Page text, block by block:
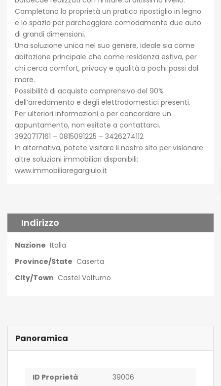
Completano la proprietà un pratico ripostiglio in legno
e lo spazio per parcheggiare comodamente due auto
di grandi dimensioni.
Una soluzione unica nel suo genere, ideale sia come
abitazione principale che come residenza estiva, per
chi cerca comfort, privacy e qualità a pochi passi dal
mare.
Possibilità di acquisto comprensivo del 90%
dell’arredamento e degli elettrodomestici presenti.
Per ulteriori informazioni o per concordare un
appuntamento, non esitate a contattarci.
3920717161 – 0815091225 – 3426274112
In alternativa, potete visitare il nostro sito per visionare
altre soluzioni immobiliari disponibili:
www.immobiliaregargiulo.it
Indirizzo
Nazione Italia
Province/State Caserta
City/Town Castel Volturno
Panoramica
ID Proprietà 39006